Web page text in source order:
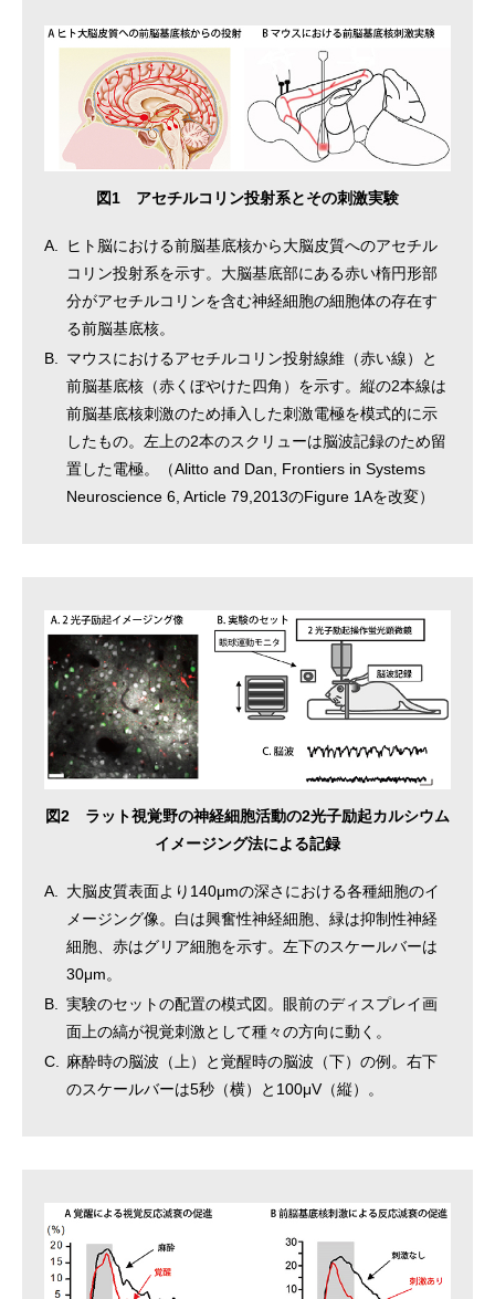
図1 アセチルコリン投射系とその刺激実験
A.
ヒト脳における前脳基底核から大脳皮質へのアセチル
コリン投射系を示す。大脳基底部にある赤い楕円形部
分がアセチルコリンを含む神経細胞の細胞体の存在す
る前脳基底核。
B.
マウスにおけるアセチルコリン投射線維（赤い線）と
前脳基底核（赤くぼやけた四角）を示す。縦の2本線は
前脳基底核刺激のため挿入した刺激電極を模式的に示
したもの。左上の2本のスクリューは脳波記録のため留
置した電極。（Alitto and Dan, Frontiers in Systems
Neuroscience 6, Article 79,2013のFigure 1Aを改変）
図2 ラット視覚野の神経細胞活動の2光子励起カルシウム
イメージング法による記録
A. 大脳皮質表面より140μmの深さにおける各種細胞のイ
メージング像。白は興奮性神経細胞、緑は抑制性神経
細胞、赤はグリア細胞を示す。左下のスケールバーは
30μm。
B. 実験のセットの配置の模式図。眼前のディスプレイ画
面上の縞が視覚刺激として種々の方向に動く。
C. 麻酔時の脳波（上）と覚醒時の脳波（下）の例。右下
のスケールバーは5秒（横）と100μV（縦）。